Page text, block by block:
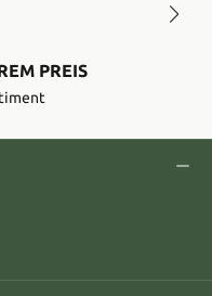
PREIS